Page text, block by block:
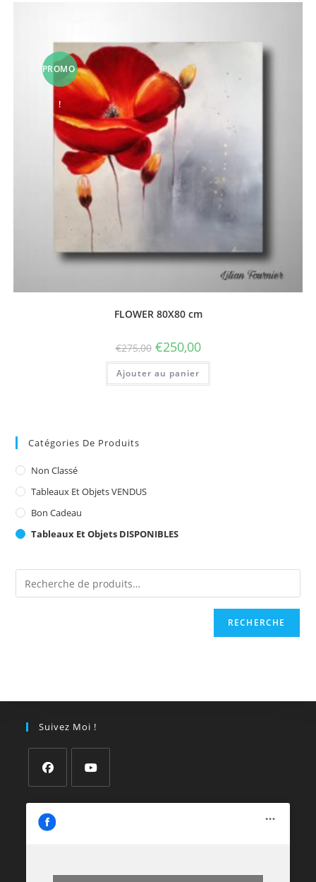
PROMO
!
FLOWER 80X80 cm
€275,00 €250,00
Ajouter au panier
Catégories De Produits
Non Classé
Tableaux Et Objets VENDUS
Bon Cadeau
Tableaux Et Objets DISPONIBLES
RECHERCHE
Suivez Moi !